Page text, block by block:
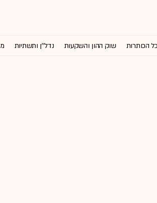
כל הכותרות שוק ההון והשקעות נדל''ן ותשתיות